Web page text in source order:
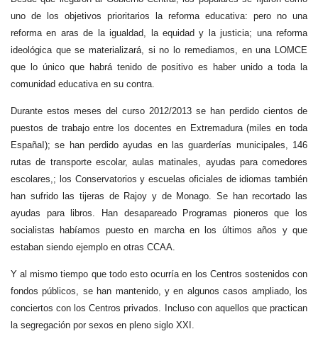
uno de los objetivos prioritarios la reforma educativa: pero no una
reforma en aras de la igualdad, la equidad y la justicia; una reforma
ideológica que se materializará, si no lo remediamos, en una LOMCE
que lo único que habrá tenido de positivo es haber unido a toda la
comunidad educativa en su contra.
Durante estos meses del curso 2012/2013 se han perdido cientos de
puestos de trabajo entre los docentes en Extremadura (miles en toda
EspañaI); se han perdido ayudas en las guarderías municipales, 146
rutas de transporte escolar, aulas matinales, ayudas para comedores
escolares,; los Conservatorios y escuelas oficiales de idiomas también
han sufrido las tijeras de Rajoy y de Monago. Se han recortado las
ayudas para libros. Han desapareado Programas pioneros que los
socialistas habíamos puesto en marcha en los últimos años y que
estaban siendo ejemplo en otras CCAA.
Y al mismo tiempo que todo esto ocurría en los Centros sostenidos con
fondos públicos, se han mantenido, y en algunos casos ampliado, los
conciertos con los Centros privados. Incluso con aquellos que practican
la segregación por sexos en pleno siglo XXI.